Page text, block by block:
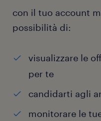
con il tuo account
possibilità di:
visualizzare le
per te
candidarti agli
monitorare le